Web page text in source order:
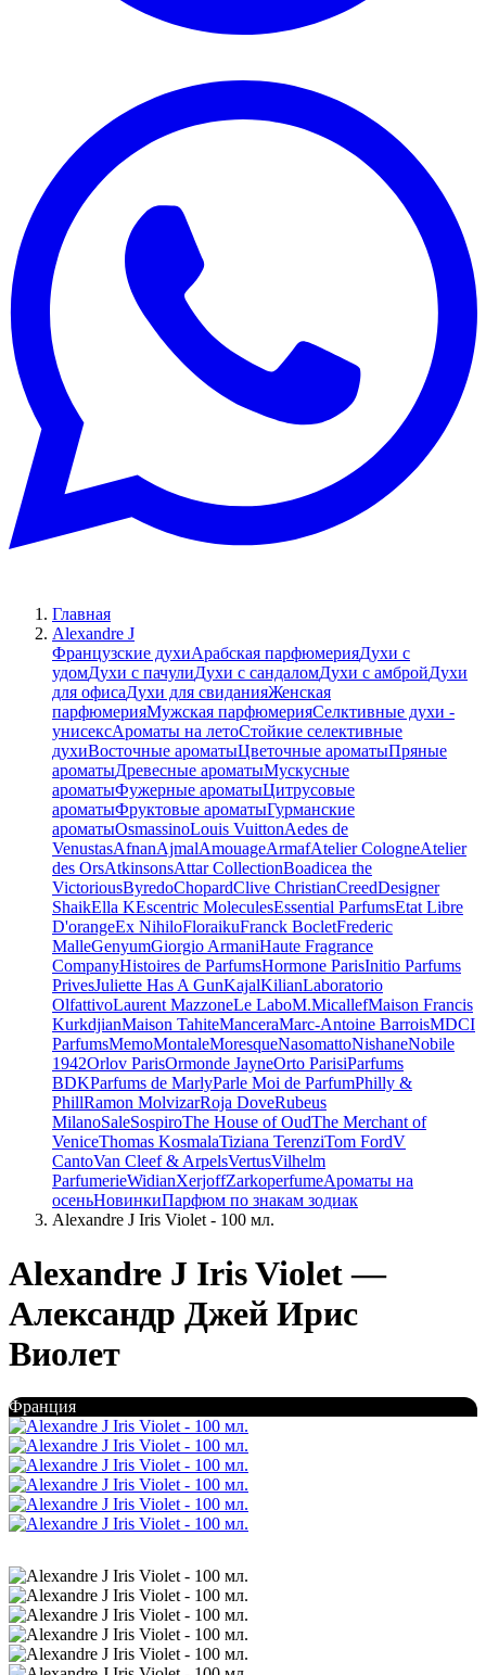
Главная
Alexandre J
Французские духиАрабская парфюмерияДухи с
удомДухи с пачулиДухи с сандаломДухи с амбройДухи
для офисаДухи для свиданияЖенская
парфюмерияМужская парфюмерияСелктивные духи -
унисексАроматы на летоСтойкие селективные
духиВосточные ароматыЦветочные ароматыПряные
ароматыДревесные ароматыМускусные
ароматыФужерные ароматыЦитрусовые
ароматыФруктовые ароматыГурманские
ароматыOsmassinoLouis VuittonAedes de
VenustasAfnanAjmalAmouageArmafAtelier CologneAtelier
des OrsAtkinsonsAttar CollectionBoadicea the
VictoriousByredoChopardClive ChristianCreedDesigner
ShaikElla KEscentric MoleculesEssential ParfumsEtat Libre
D'orangeEx NihiloFloraikuFranck BocletFrederic
MalleGenyumGiorgio ArmaniHaute Fragrance
CompanyHistoires de ParfumsHormone ParisInitio Parfums
PrivesJuliette Has A GunKajalKilianLaboratorio
OlfattivoLaurent MazzoneLe LaboM.MicallefMaison Francis
KurkdjianMaison TahiteManceraMarc-Antoine BarroisMDCI
ParfumsMemoMontaleMoresqueNasomattoNishaneNobile
1942Orlov ParisOrmonde JayneOrto ParisiParfums
BDKParfums de MarlyParle Moi de ParfumPhilly &
PhillRamon MolvizarRoja DoveRubeus
MilanoSaleSospiroThe House of OudThe Merchant of
VeniceThomas KosmalaTiziana TerenziTom FordV
CantoVan Cleef & ArpelsVertusVilhelm
ParfumerieWidianXerjoffZarkoperfumeАроматы на
осеньНовинкиПарфюм по знакам зодиак
Alexandre J Iris Violet - 100 мл.
Alexandre J Iris Violet —
Александр Джей Ирис
Виолет
Франция